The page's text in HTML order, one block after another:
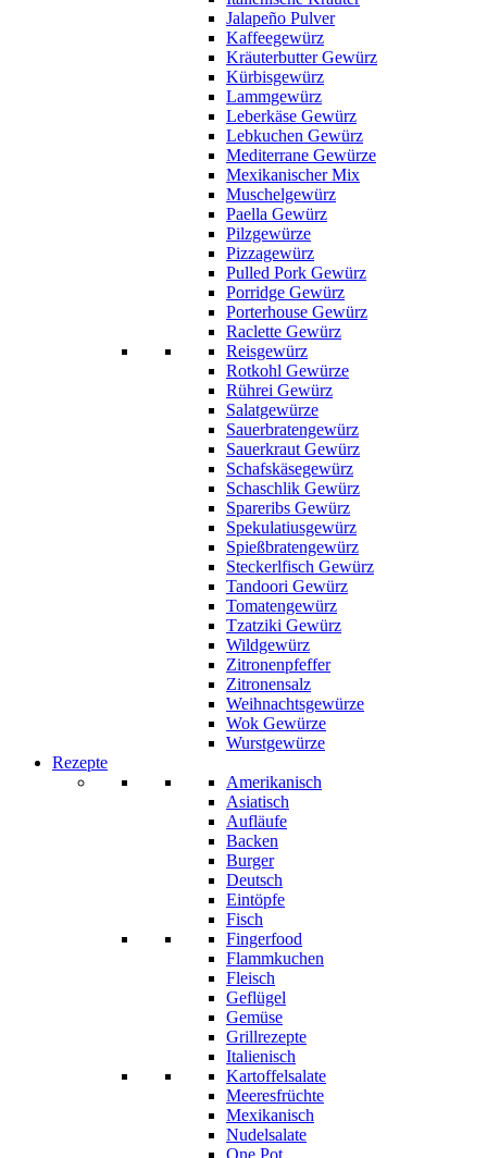
Jalapeño Pulver
Kaffeegewürz
Kräuterbutter Gewürz
Kürbisgewürz
Lammgewürz
Leberkäse Gewürz
Lebkuchen Gewürz
Mediterrane Gewürze
Mexikanischer Mix
Muschelgewürz
Paella Gewürz
Pilzgewürze
Pizzagewürz
Pulled Pork Gewürz
Porridge Gewürz
Porterhouse Gewürz
Raclette Gewürz
Reisgewürz
Rotkohl Gewürze
Rührei Gewürz
Salatgewürze
Sauerbratengewürz
Sauerkraut Gewürz
Schafskäsegewürz
Schaschlik Gewürz
Spareribs Gewürz
Spekulatiusgewürz
Spießbratengewürz
Steckerlfisch Gewürz
Tandoori Gewürz
Tomatengewürz
Tzatziki Gewürz
Wildgewürz
Zitronenpfeffer
Zitronensalz
Weihnachtsgewürze
Wok Gewürze
Wurstgewürze
Rezepte
Amerikanisch
Asiatisch
Aufläufe
Backen
Burger
Deutsch
Eintöpfe
Fisch
Fingerfood
Flammkuchen
Fleisch
Geflügel
Gemüse
Grillrezepte
Italienisch
Kartoffelsalate
Meeresfrüchte
Mexikanisch
Nudelsalate
One Pot